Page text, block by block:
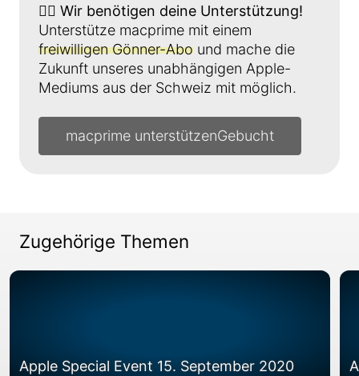
👉🏼 Wir benötigen deine Unterstützung!
Unterstütze macprime mit einem
freiwilligen Gönner-Abo und mache die
Zukunft unseres unabhängigen Apple-
Mediums aus der Schweiz mit möglich.
macprime unterstützen
Zugehörige Themen
Apple Special Event 15. September 2020